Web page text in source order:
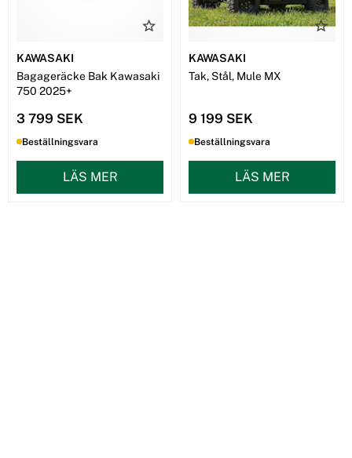
KAWASAKI
Bagageräcke Bak Kawasaki
750 2025+
3 799 SEK
Beställningsvara
LÄS MER
KAWASAKI
Tak, Stål, Mule MX
9 199 SEK
Beställningsvara
LÄS MER